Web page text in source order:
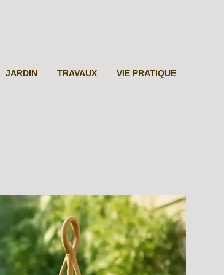
JARDIN TRAVAUX VIE PRATIQUE